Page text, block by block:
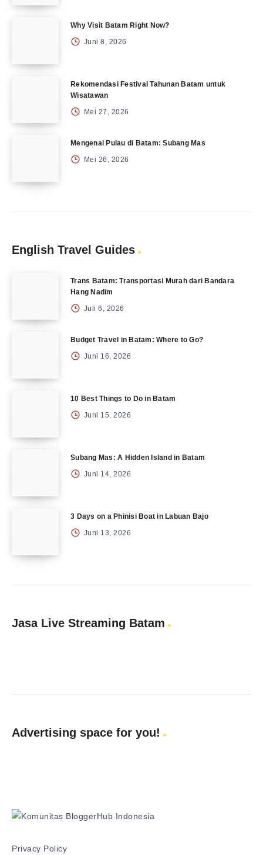
Why Visit Batam Right Now?
Juni 8, 2026
Rekomendasi Festival Tahunan Batam untuk
Wisatawan
Mei 27, 2026
Mengenal Pulau di Batam: Subang Mas
Mei 26, 2026
English Travel Guides
Trans Batam: Transportasi Murah dari Bandara
Hang Nadim
Juli 6, 2026
Budget Travel in Batam: Where to Go?
Juni 16, 2026
10 Best Things to Do in Batam
Juni 15, 2026
Subang Mas: A Hidden Island in Batam
Juni 14, 2026
3 Days on a Phinisi Boat in Labuan Bajo
Juni 13, 2026
Jasa Live Streaming Batam
Advertising space for you!
Privacy Policy